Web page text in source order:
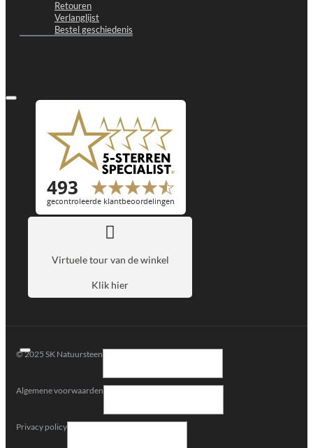
Retouren
Verlanglijst
Bestel geschiedenis
Virtuele tour van de winkel
Klik hier
© 2025 SK Natuursteen
Algemene voorwaarden
Privacy policy